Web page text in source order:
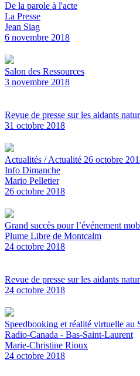
De la parole à l'acte
La Presse
Jean Siag
6 novembre 2018
Salon des Ressources
3 novembre 2018
Revue de presse sur les aidants
31 octobre 2018
Actualités / Actualité 26 octobre
Info Dimanche
Mario Pelletier
26 octobre 2018
Grand succès pour l’événement
Plume Libre de Montcalm
24 octobre 2018
Revue de presse sur les aidants
24 octobre 2018
Speedbooking et réalité virtuelle au
Radio-Canada - Bas-Saint-Laurent
Marie-Christine Rioux
24 octobre 2018